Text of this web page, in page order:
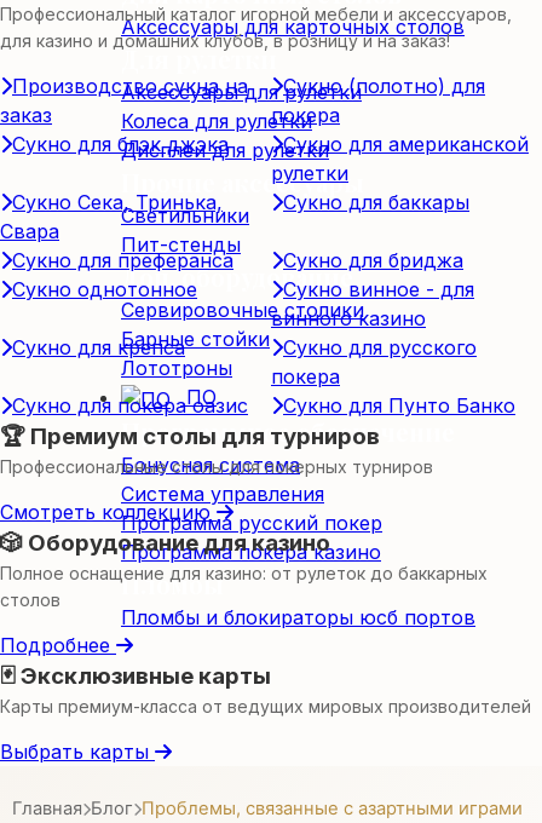
Аксессуары для карточных столов
Для рулетки
Аксессуары для рулетки
Колеса для рулетки
Дисплеи для рулетки
Прочие аксессуары
Светильники
Пит-стенды
Доп. оборудование
Сервировочные столики
Барные стойки
Лототроны
ПО
Программное обеспечение
Бонусная система
Система управления
Программа русский покер
Программа покера казино
Пломбы
Пломбы и блокираторы юсб портов
Профессиональный каталог игорной мебели и аксессуаров,
для казино и домашних клубов, в розницу и на заказ!
Производство сукна на
заказ
Сукно (полотно) для
покера
Сукно для блэк джэка
Сукно для американской
рулетки
Сукно Сека, Тринька,
Свара
Сукно для баккары
Сукно для преферанса
Сукно для бриджа
Сукно однотонное
Сукно винное - для
винного казино
Сукно для крепса
Сукно для русского
покера
Сукно для покера оазис
Сукно для Пунто Банко
🏆 Премиум столы для турниров
Профессиональные столы для покерных турниров
Смотреть коллекцию
🎲 Оборудование для казино
Полное оснащение для казино: от рулеток до баккарных
столов
Подробнее
🃏 Эксклюзивные карты
Карты премиум-класса от ведущих мировых производителей
Выбрать карты
Главная Блог Проблемы, связанные с азартными играми